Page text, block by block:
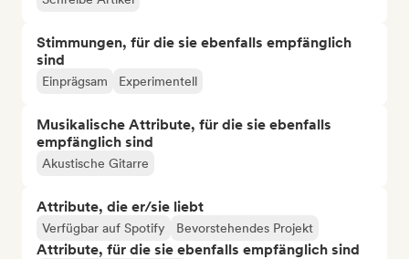
Stimmungen, für die sie ebenfalls empfänglich
sind
Einprägsam Experimentell
Musikalische Attribute, für die sie ebenfalls
empfänglich sind
Akustische Gitarre
Attribute, die er/sie liebt
Verfügbar auf Spotify Bevorstehendes Projekt
Attribute, für die sie ebenfalls empfänglich sind